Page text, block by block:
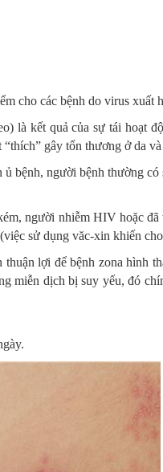
cho các bệnh do virus xuất
kết quả của sự tái hoạt
gây tổn thương ở da
bệnh, người bệnh thường
người nhiễm HIV hoặc
sử dụng văc-xin khiến
lợi để bệnh zona hình
miễn dịch bị suy yếu, đó